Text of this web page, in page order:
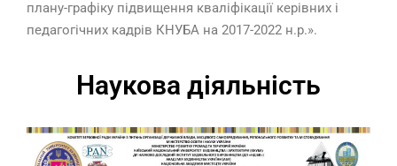
плану-графіку підвищення кваліфікації керівних і
педагогічних кадрів КНУБА на 2017-2022 н.р.».
Наукова діяльність